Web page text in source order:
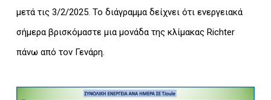
μετά τις 3/2/2025. Το διάγραμμα δείχνει ότι ενεργειακά
σήμερα βρισκόμαστε μια μονάδα της κλίμακας Richter
πάνω από τον Γενάρη.